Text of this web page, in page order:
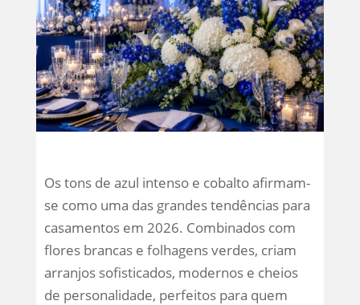
Os tons de azul intenso e cobalto afirmam-
se como uma das grandes tendências para
casamentos em 2026. Combinados com
flores brancas e folhagens verdes, criam
arranjos sofisticados, modernos e cheios
de personalidade, perfeitos para quem